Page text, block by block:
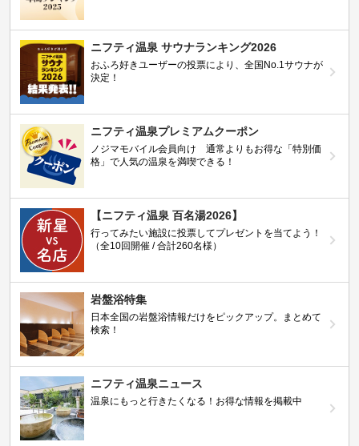
ニフティ温泉 サウナランキング2026
おふろ好きユーザーの投票により、全国No.1サウナが
決定！
ニフティ温泉プレミアムクーポン
ノジマモバイル会員向け 通常よりもお得な「特別価
格」で人気の温泉を満喫できる！
【ニフティ温泉 百名湯2026】
行ってみたい施設に投票してプレゼントを当てよう！
（全10回開催 / 合計260名様）
岩盤浴特集
日本全国の岩盤浴情報だけをピックアップ。まとめて
検索！
ニフティ温泉ニュース
温泉にもっと行きたくなる！お得な情報を掲載中